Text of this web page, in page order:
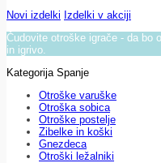
Novi izdelki Izdelki v akciji
Čudovite otroške igrače - da bo
in igrivo.
Kategorija Spanje
Otroške varuške
Otroška sobica
Otroške postelje
Zibelke in koški
Gnezdeca
Otroški ležalniki